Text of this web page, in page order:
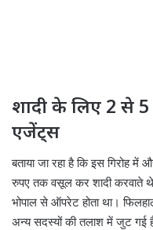
शादी के लिए 2 से
एजेंट्स
बताया जा रहा है कि इस गिरोह
रुपए तक वसूल कर शादी करवाते
भोपाल से ऑपरेट होता था।
अन्य सदस्यों की तलाश में जुट गई